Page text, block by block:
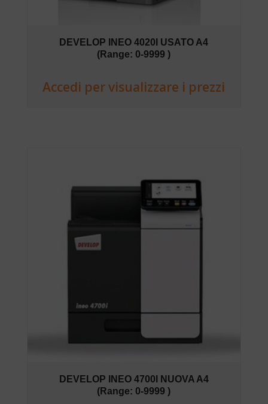
DEVELOP INEO 4020I USATO A4
(Range: 0-9999 )
Accedi per visualizzare i prezzi
DEVELOP INEO 4700I NUOVA A4
(Range: 0-9999 )